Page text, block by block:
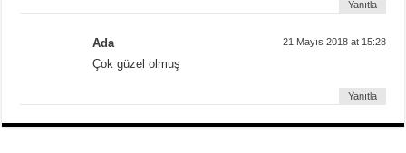
Yanıtla
Ada 21 Mayıs 2018 at 15:28
Çok güzel olmuş
Yanıtla